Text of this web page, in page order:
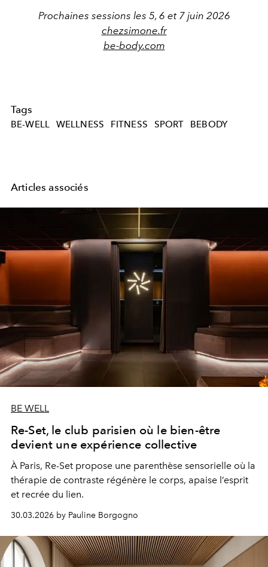
Prochaines sessions les 5, 6 et 7 juin 2026
chezsimone.fr
be-body.com
Tags
BE-WELL WELLNESS FITNESS SPORT BEBODY
Articles associés
BE WELL
Re-Set, le club parisien où le bien-être
devient une expérience collective
À Paris, Re-Set propose une parenthèse sensorielle où la
thérapie de contraste régénère le corps, apaise l’esprit
et recrée du lien.
30.03.2026 by Pauline Borgogno